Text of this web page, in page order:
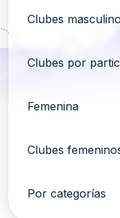
Clubes
Clubes por
Femenina
Clubes
Por categorías